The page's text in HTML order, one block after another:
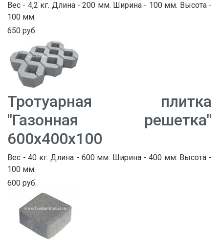
Вес - 4,2 кг. Длина - 200 мм. Ширина - 100 мм. Высота -
100 мм.
650 руб.
Тротуарная плитка
"Газонная решетка"
600х400х100
Вес - 40 кг. Длина - 600 мм. Ширина - 400 мм. Высота -
100 мм.
600 руб.